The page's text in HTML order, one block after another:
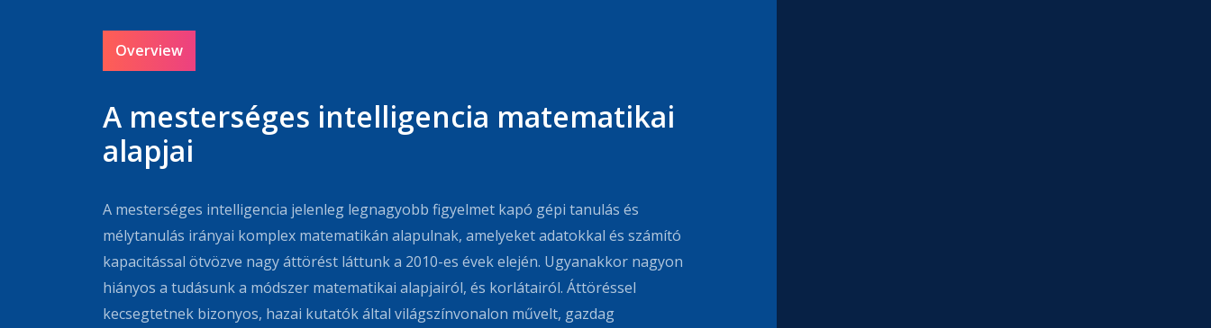
Overview
A mesterséges intelligencia matematikai
alapjai
A mesterséges intelligencia jelenleg legnagyobb figyelmet kapó gépi tanulás és
mélytanulás irányai komplex matematikán alapulnak, amelyeket adatokkal és számító
kapacitással ötvözve nagy áttörést láttunk a 2010-es évek elején. Ugyanakkor nagyon
hiányos a tudásunk a módszer matematikai alapjairól, és korlátairól. Áttöréssel
kecsegtetnek bizonyos, hazai kutatók által világszínvonalon művelt, gazdag